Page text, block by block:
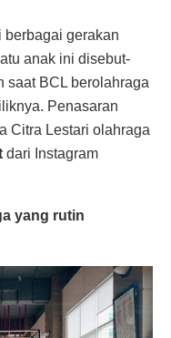
berbagai gerakan
anak ini disebut-
saat BCL berolahraga
Penasaran
Citra Lestari olahraga
dari Instagram
yang rutin